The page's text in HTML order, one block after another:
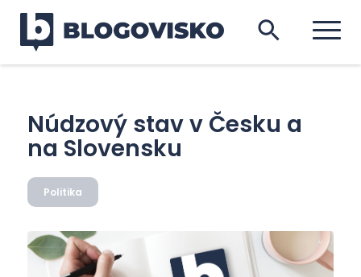
Núdzový stav v Česku a
na Slovensku
Politika